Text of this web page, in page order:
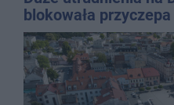
blokowała